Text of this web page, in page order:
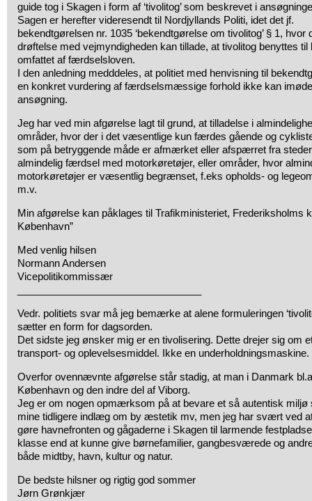
guide tog i Skagen i form af ‘tivolitog’ som beskrevet i
Sagen er herefter videresendt til Nordjyllands Politi, idet det jf.
bekendtgørelsen nr. 1035 ‘bekendtgørelse om tivolitog’ § 1, hvor
drøftelse med vejmyndigheden kan tillade, at tivolitog benyttes
omfattet af færdselsloven.
I den anledning medddeles, at politiet med henvisning til
en konkret vurdering af færdselsmæssige forhold ikke kan
ansøgning.
Jeg har ved min afgørelse lagt til grund, at tilladelse i
områder, hvor der i det væsentlige kun færdes gående og
som på betryggende måde er afmærket eller afspærret fra
almindelig færdsel med motorkøretøjer, eller områder, hvor
motorkøretøjer er væsentlig begrænset, f.eks opholds- og
m.v.
Min afgørelse kan påklages til Trafikministeriet, Frederiksholms
København”
Med venlig hilsen
Normann Andersen
Vicepolitikommissær
Vedr. politiets svar må jeg bemærke at alene formuleringen
sætter en form for dagsorden.
Det sidste jeg ønsker mig er en tivolisering. Dette drejer sig om
transport- og oplevelsesmiddel. Ikke en underholdningsmaskine.
Overfor ovennævnte afgørelse står stadig, at man i Danmark
København og den indre del af Viborg.
Jeg er om nogen opmærksom på at bevare et så autentisk miljø
mine tidligere indlæg om by æstetik mv, men jeg har svært ved
gøre havnefronten og gågaderne i Skagen til larmende
klasse end at kunne give børnefamilier, gangbesværede og
både midtby, havn, kultur og natur.
De bedste hilsner og rigtig god sommer
Jørn Grønkjær